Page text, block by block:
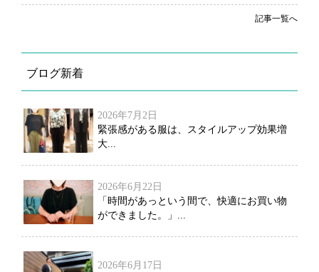
記事一覧へ
ブログ新着
2026年7月2日
緊張感がある服は、スタイルアップ効果増
大...
2026年6月22日
「時間があっという間で、快適にお買い物
ができました。」...
2026年6月17日